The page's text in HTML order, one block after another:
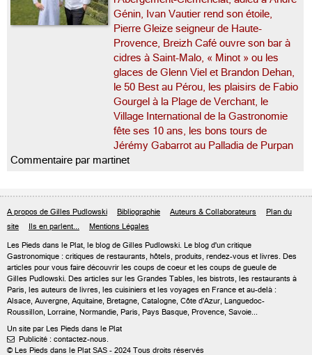
Génin, Ivan Vautier rend son étoile,
Pierre Gleize seigneur de Haute-
Provence, Breizh Café ouvre son bar à
cidres à Saint-Malo, « Minot » ou les
glaces de Glenn Viel et Brandon Dehan,
le 50 Best au Pérou, les plaisirs de Fabio
Gourgel à la Plage de Verchant, le
Village International de la Gastronomie
fête ses 10 ans, les bons tours de
Jérémy Gabarrot au Palladia de Purpan
Commentaire par martinet
A propos de Gilles Pudlowski Bibliographie Auteurs & Collaborateurs
Plan du
site
Ils en parlent... Mentions Légales
Les Pieds dans le Plat, le blog de Gilles Pudlowski. Le blog d'un critique
Gastronomique : critiques de restaurants, hôtels, produits, rendez-vous et livres. Des
articles pour vous faire découvrir les coups de coeur et les coups de gueule de
Gilles Pudlowski. Des articles sur les Grandes Tables, les bistrots, les restaurants à
Paris, les auteurs de livres, les cuisiniers et les voyages en France et au-delà :
Alsace, Auvergne, Aquitaine, Bretagne, Catalogne, Côte d'Azur, Languedoc-
Roussillon, Lorraine, Normandie, Paris, Pays Basque, Provence, Savoie...
Un site par Les Pieds dans le Plat
 Publicité : contactez-nous.
© Les Pieds dans le Plat SAS - 2024 Tous droits réservés